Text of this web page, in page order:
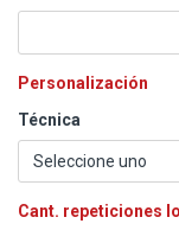
Personalización
Técnica
Cant. repeticiones